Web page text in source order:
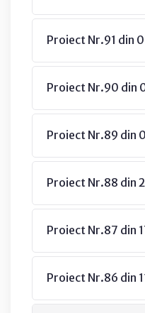
Proiect Nr.91 din
Proiect Nr.90 din
Proiect Nr.89 din
Proiect Nr.88
Proiect Nr.87 din
Proiect Nr.86 din